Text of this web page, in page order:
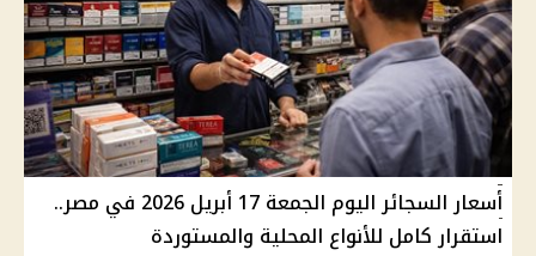
أسعار السجائر اليوم الجمعة 17 أبريل 2026 في مصر..
استقرار كامل للأنواع المحلية والمستوردة